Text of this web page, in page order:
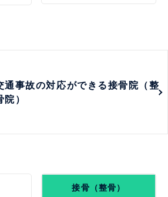
通事故の対応ができる接骨院（整
院）
接骨（整骨）